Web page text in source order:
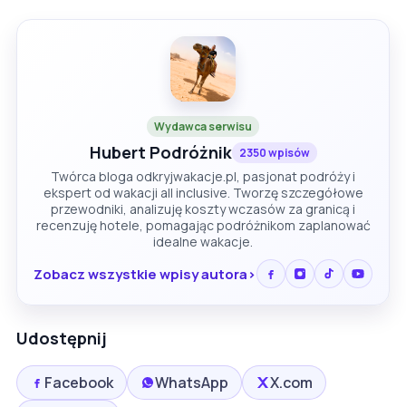
Wydawca serwisu
Hubert Podróżnik 2350 wpisów
Twórca bloga odkryjwakacje.pl, pasjonat podróży i
ekspert od wakacji all inclusive. Tworzę szczegółowe
przewodniki, analizuję koszty wczasów za granicą i
recenzuję hotele, pomagając podróżnikom zaplanować
idealne wakacje.
Zobacz wszystkie wpisy autora
Udostępnij
Facebook WhatsApp X.com